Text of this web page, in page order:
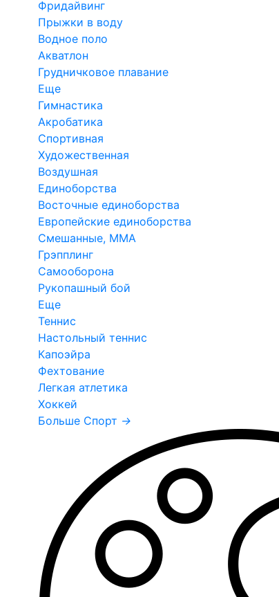
Фридайвинг
Прыжки в воду
Водное поло
Акватлон
Грудничковое плавание
Еще
Гимнастика
Акробатика
Спортивная
Художественная
Воздушная
Единоборства
Восточные единоборства
Европейские единоборства
Смешанные, ММА
Грэпплинг
Самооборона
Рукопашный бой
Еще
Теннис
Настольный теннис
Капоэйра
Фехтование
Легкая атлетика
Хоккей
Больше Спорт →